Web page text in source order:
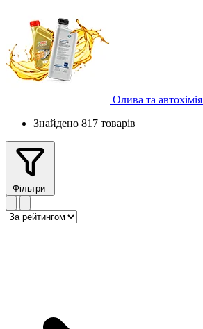
Олива та автохімія
Знайдено 817 товарів
Фільтри